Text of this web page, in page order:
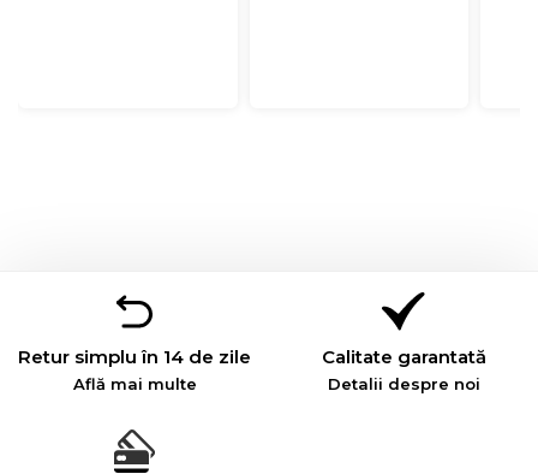
Retur simplu în 14 de zile
Află mai multe
Calitate garantată
Detalii despre noi